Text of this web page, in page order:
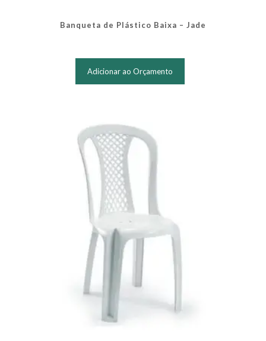
Banqueta de Plástico Baixa – Jade
Adicionar ao Orçamento